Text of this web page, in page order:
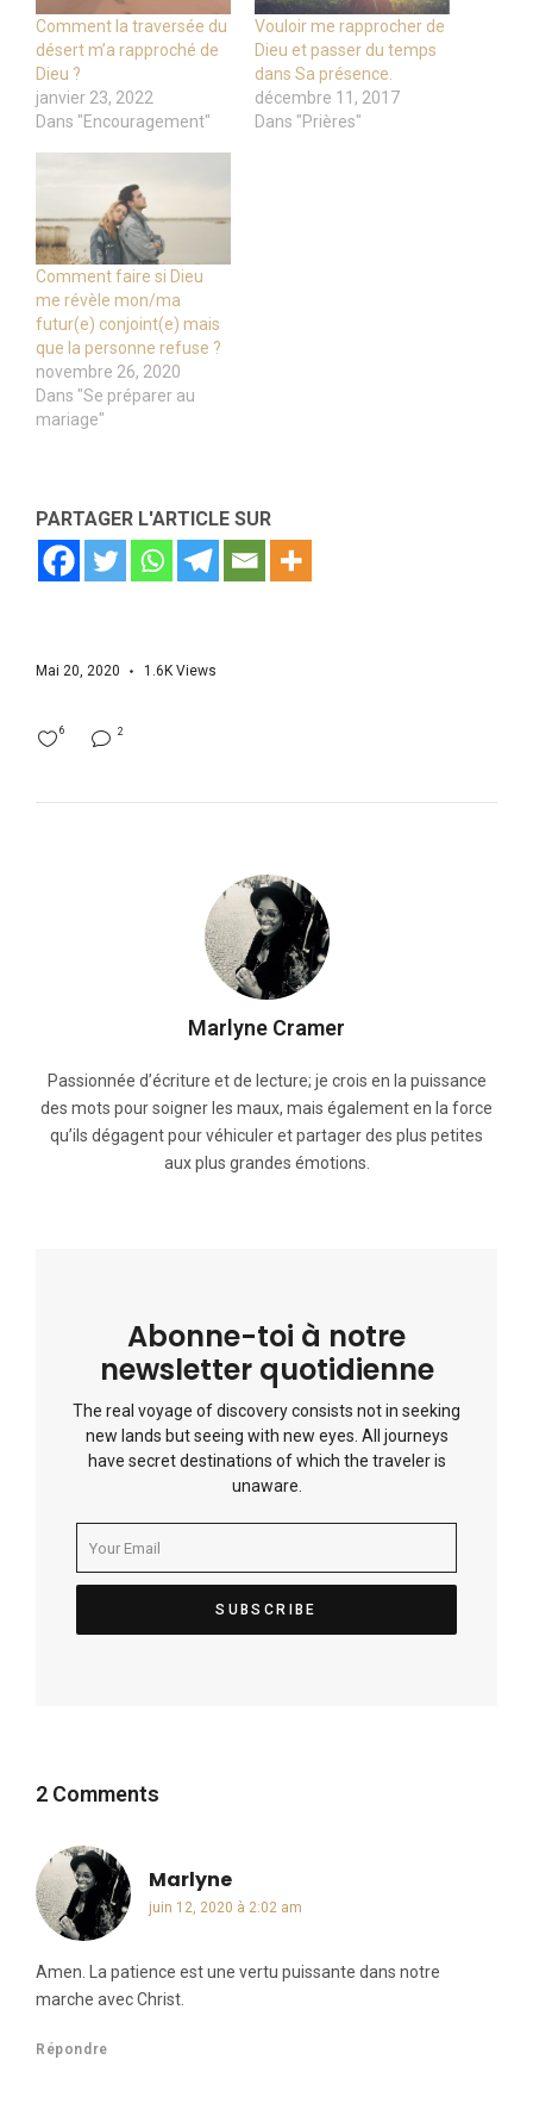
Comment la traversée du
désert m’a rapproché de
Dieu ?
janvier 23, 2022
Dans "Encouragement"
Vouloir me rapprocher de
Dieu et passer du temps
dans Sa présence.
décembre 11, 2017
Dans "Prières"
Comment faire si Dieu
me révèle mon/ma
futur(e) conjoint(e) mais
que la personne refuse ?
novembre 26, 2020
Dans "Se préparer au
mariage"
PARTAGER L'ARTICLE SUR
Mai 20, 2020 1.6K Views
2
6
Marlyne Cramer
Passionnée d’écriture et de lecture; je crois en la puissance
des mots pour soigner les maux, mais également en la force
qu’ils dégagent pour véhiculer et partager des plus petites
aux plus grandes émotions.
Abonne-toi à notre
newsletter quotidienne
The real voyage of discovery consists not in seeking
new lands but seeing with new eyes. All journeys
have secret destinations of which the traveler is
unaware.
2 Comments
Marlynedit :
juin 12, 2020 à 2:02 am
Amen. La patience est une vertu puissante dans notre
marche avec Christ.
Répondre